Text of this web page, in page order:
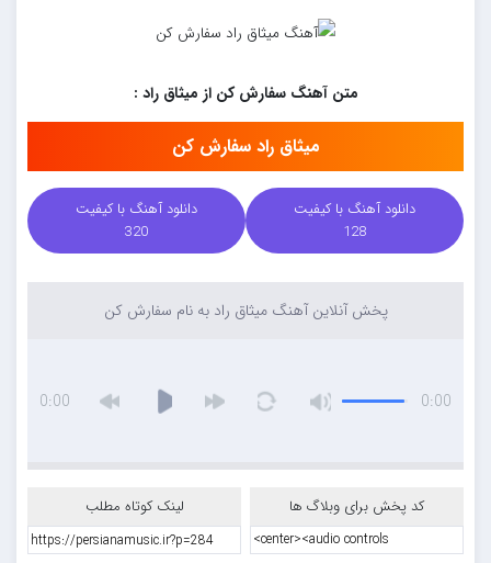
متن آهنگ سفارش کن از میثاق راد :
میثاق راد سفارش کن
دانلود آهنگ با کیفیت
128
دانلود آهنگ با کیفیت
320
پخش آنلاین آهنگ میثاق راد به نام سفارش کن
0:00
0:00
کد پخش برای وبلاگ ها لینک کوتاه مطلب